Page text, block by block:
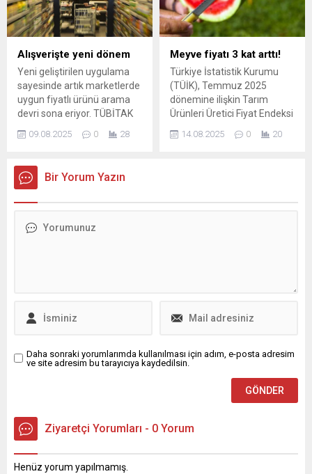
beklediklerini açıkladı.
ZAM ...
Alışverişte yeni dönem
Yeni geliştirilen uygulama
sayesinde artık marketlerde
uygun fiyatlı ürünü arama
devri sona eriyor. TÜBİTAK
uygulama artık bir ürünün
uyguna satıldığını
gösterecek.
09.08.2025 0 28
Meyve fiyatı 3 kat arttı!
Türkiye İstatistik Kurumu
(TÜİK), Temmuz 2025
dönemine ilişkin Tarım
Ürünleri Üretici Fiyat Endeksi
açıkladı. Temmuzda Tarım
14.08.2025 0 20
Bir Yorum Yazın
Daha sonraki yorumlarımda kullanılması için adım, e-posta adresim
ve site adresim bu tarayıcıya kaydedilsin.
Ziyaretçi Yorumları - 0 Yorum
Henüz yorum yapılmamış.